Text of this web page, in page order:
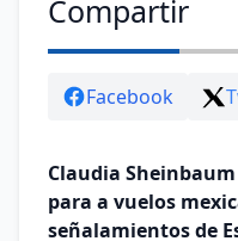
Compartir
Facebook
Claudia
para a vuelos
señalamientos de